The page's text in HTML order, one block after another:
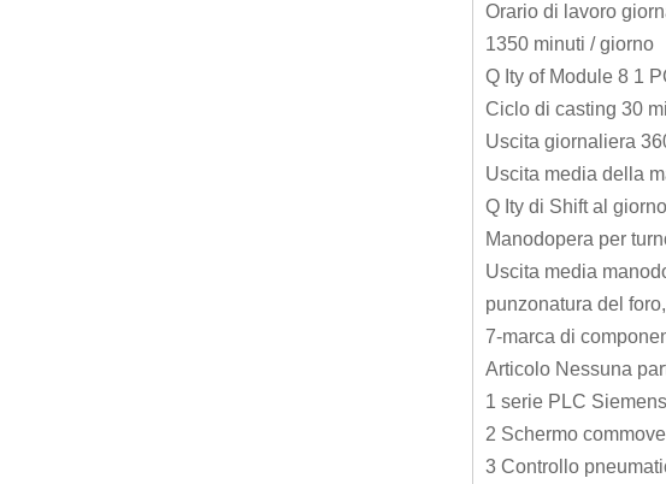
Orario di lavoro
1350 minuti / giorno
Q Ity of Module 8 1
Ciclo di casting 30
Uscita giornaliera
Uscita media della
Q Ity di Shift al
Manodopera per
Uscita media
punzonatura del
7-marca di
Articolo Nessuna
1 serie PLC
2 Schermo
3 Controllo